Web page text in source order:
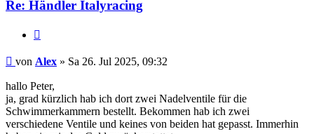
Re: Händler Italyracing
Beitrag
von Alex » Sa 26. Jul 2025, 09:32
hallo Peter,
ja, grad kürzlich hab ich dort zwei Nadelventile für die
Schwimmerkammern bestellt. Bekommen hab ich zwei
verschiedene Ventile und keines von beiden hat gepasst. Immerhin